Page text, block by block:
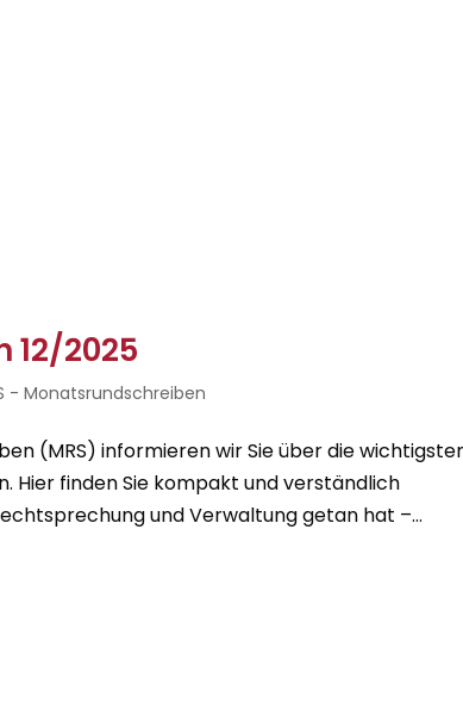
12/2025
- Monatsrundschreiben
(MRS) informieren wir Sie über die
Hier finden Sie kompakt und verständlich
und Verwaltung getan hat –...